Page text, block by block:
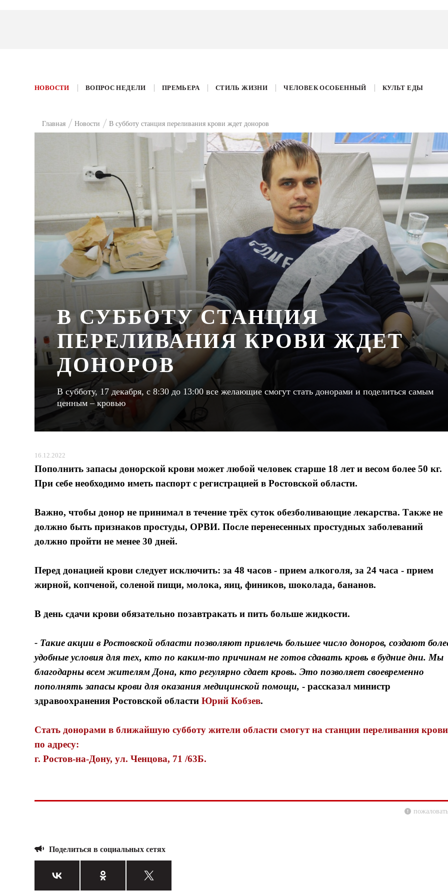
НОВОСТИ ВОПРОС НЕДЕЛИ ПРЕМЬЕРА СТИЛЬ ЖИЗНИ ЧЕЛОВЕК ОСОБЕННЫЙ КУЛЬТ ЕДЫ
Главная Новости В субботу станция переливания крови ждет доноров
В СУББОТУ СТАНЦИЯ
ПЕРЕЛИВАНИЯ КРОВИ ЖДЕТ
ДОНОРОВ
В субботу, 17 декабря, с 8:30 до 13:00 все желающие смогут стать донорами и поделиться самым
ценным – кровью
16.12.2022
Пополнить запасы донорской крови может любой человек старше 18 лет и весом более 50 кг.
При себе необходимо иметь паспорт с регистрацией в Ростовской области.
Важно, чтобы донор не принимал в течение трёх суток обезболивающие лекарства. Также не
должно быть признаков простуды, ОРВИ. После перенесенных простудных заболеваний
должно пройти не менее 30 дней.
Перед донацией крови следует исключить: за 48 часов - прием алкоголя, за 24 часа - прием
жирной, копченой, соленой пищи, молока, яиц, фиников, шоколада, бананов.
В день сдачи крови обязательно позавтракать и пить больше жидкости.
- Такие акции в Ростовской области позволяют привлечь большее число доноров, создают
удобные условия для тех, кто по каким-то причинам не готов сдавать кровь в будние дни. Мы
благодарны всем жителям Дона, кто регулярно сдает кровь. Это позволяет своевременно
пополнять запасы крови для оказания медицинской помощи, - рассказал министр
здравоохранения Ростовской области Юрий Кобзев.
Стать донорами в ближайшую субботу жители области смогут на станции переливания крови
по адресу:
г. Ростов-на-Дону, ул. Ченцова, 71 /63Б.
Поделиться в социальных сетях